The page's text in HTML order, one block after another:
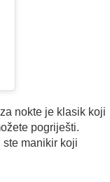
nokte je klasik koji
pogriješti.
manikir koji